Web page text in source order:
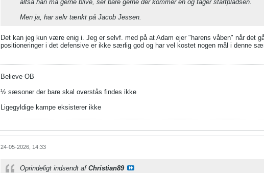
altså han må gerne blive, ser bare gerne der kommer en og tager startpladsen.
Men ja, har selv tænkt på Jacob Jessen.
Det kan jeg kun være enig i. Jeg er selvf. med på at Adam ejer "harens våben" når det
positioneringer i det defensive er ikke særlig god og har vel kostet nogen mål i denne
Believe OB
½ sæsoner der bare skal overstås findes ikke
Ligegyldige kampe eksisterer ikke
24-05-2026, 14:33
Oprindeligt indsendt af Christian89